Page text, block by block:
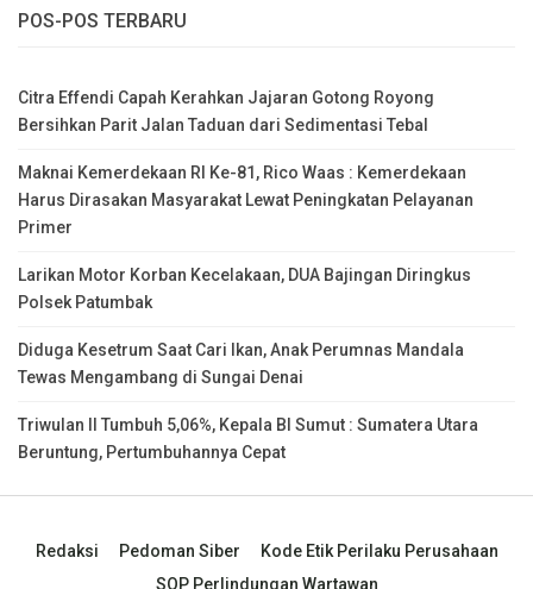
POS-POS TERBARU
Citra Effendi Capah Kerahkan Jajaran Gotong Royong
Bersihkan Parit Jalan Taduan dari Sedimentasi Tebal
Maknai Kemerdekaan RI Ke-81, Rico Waas : Kemerdekaan
Harus Dirasakan Masyarakat Lewat Peningkatan Pelayanan
Primer
Larikan Motor Korban Kecelakaan, DUA Bajingan Diringkus
Polsek Patumbak
Diduga Kesetrum Saat Cari Ikan, Anak Perumnas Mandala
Tewas Mengambang di Sungai Denai
Triwulan II Tumbuh 5,06%, Kepala BI Sumut : Sumatera Utara
Beruntung, Pertumbuhannya Cepat
Redaksi Pedoman Siber
Kode Etik Perilaku Perusahaan
SOP Perlindungan Wartawan